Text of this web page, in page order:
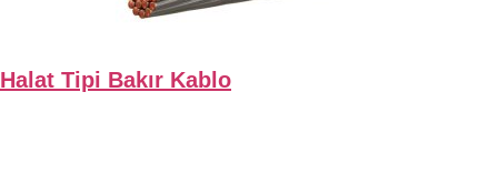
Halat Tipi Bakır Kablo